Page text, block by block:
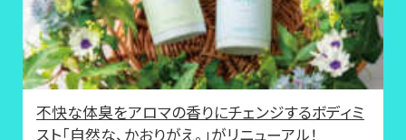
不快な体臭をアロマの香りにチェンジするボディミ
スト「自然な、かおりがえ。」がリニューアル！